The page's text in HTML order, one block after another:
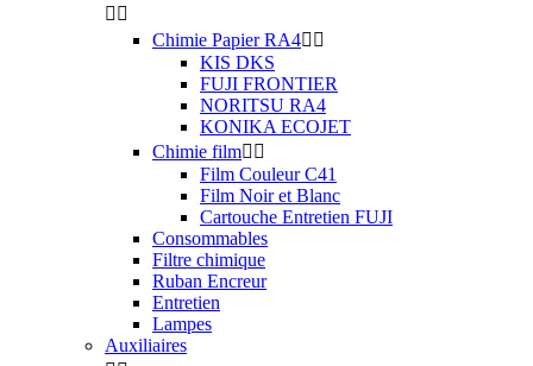
 
Chimie Papier RA4 
KIS DKS
FUJI FRONTIER
NORITSU RA4
KONIKA ECOJET
Chimie film 
Film Couleur C41
Film Noir et Blanc
Cartouche Entretien FUJI
Consommables
Filtre chimique
Ruban Encreur
Entretien
Lampes
Auxiliaires